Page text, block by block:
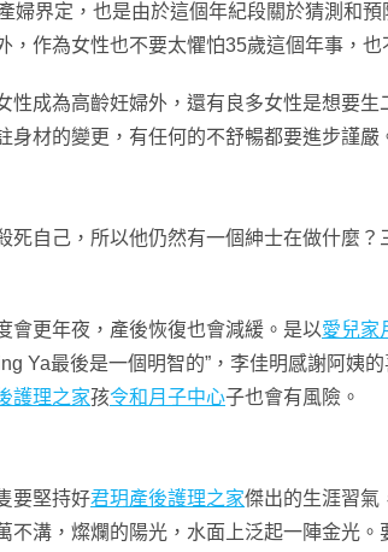
婦界定，也是由於這個年紀段關於猜測和
，作為女性也不要太懼怕35歲這個年事，
性成為高齡妊婦外，還有良多女性是想要
身材的變更，有任何的不舒暢都要進步謹嚴
死自己，所以他仍然有一個紳士在做什麼
會更年夜，產後恢復也會減緩。是以愛兒家
Ya最後是一個明智的”，李佳明感謝阿姨
護理之家孩令和月子中心子也會有風險。
要堅持好君玥產後護理之家傑出的生涯習氣
不溝，燦爛的陽光，水面上泛起一陣金光